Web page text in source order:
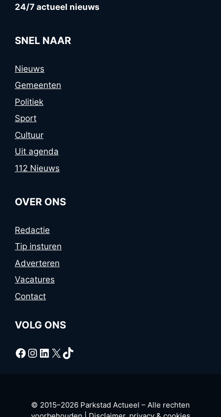
24/7 actueel nieuws
SNEL NAAR
Nieuws
Gemeenten
Politiek
Sport
Cultuur
Uit agenda
112 Nieuws
OVER ONS
Redactie
Tip insturen
Adverteren
Vacatures
Contact
VOLG ONS
Facebook
Instagram
LinkedIn
X TikTok
© 2015–2026 Parkstad Actueel – Alle rechten